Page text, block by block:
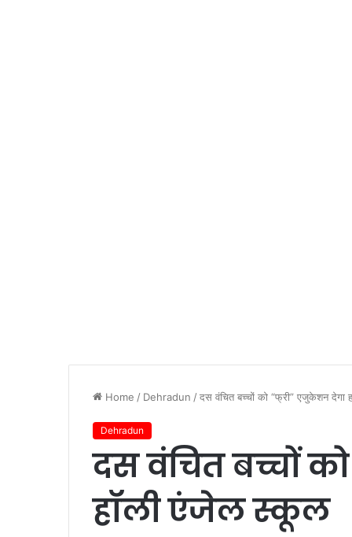
Home / Dehradun /दस वंचित बच्चों को “फ्री” एजुकेशन देगा
Dehradun
दस वंचित बच्चों
हॉली एंजेल स्कूल